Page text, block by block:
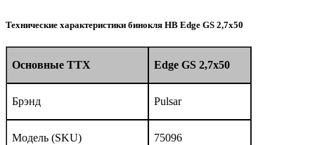
Технические характеристики бинокля НВ Edge GS 2,7x50
Основные ТТХ Edge GS 2,7x50
Брэнд Pulsar
Модель (SKU) 75096